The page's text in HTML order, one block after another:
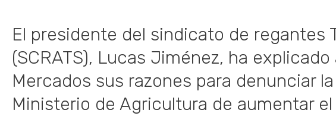
El presidente del sindicato de regantes
(SCRATS), Lucas Jiménez, ha explicado
Mercados sus razones para denunciar
Ministerio de Agricultura de aumentar